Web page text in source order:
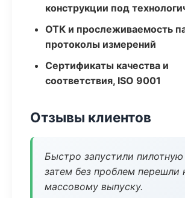
конструкции под
ОТК и прослеживаемость
протоколы измерений
Сертификаты качества и
соответствия, ISO 9001
Отзывы клиентов
Быстро запустили
затем без проблем перешли
массовому выпуску.